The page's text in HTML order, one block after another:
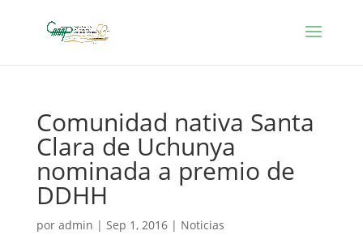
Comunidad nativa Santa
Clara de Uchunya
nominada a premio de
DDHH
por admin | Sep 1, 2016| Noticias